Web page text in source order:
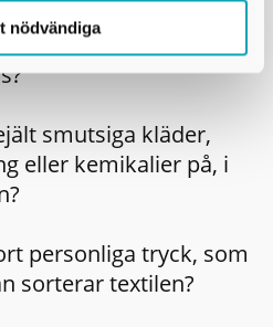
nödvändiga
kläder
farliga kemikalier, var
smutsiga kläder,
eller kemikalier på, i
personliga tryck, som
sorterar textilen?